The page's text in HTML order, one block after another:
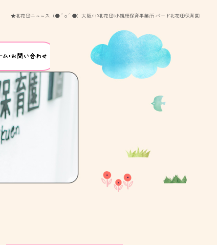
★北花田ニュ～ス（●＾o＾●）大阪ﾒﾄﾛ北花田|小規模保育事業所 バード北花田保育園